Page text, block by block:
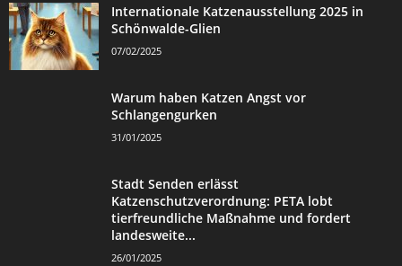
Internationale Katzenausstellung 2025 in
Schönwalde-Glien
07/02/2025
Warum haben Katzen Angst vor
Schlangengurken
31/01/2025
Stadt Senden erlässt
Katzenschutzverordnung: PETA lobt
tierfreundliche Maßnahme und fordert
landesweite...
26/01/2025